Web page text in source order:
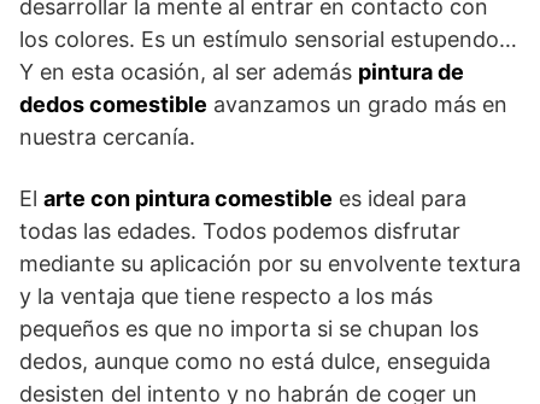
desarrollar la mente al entrar en contacto con
los colores. Es un estímulo sensorial estupendo…
Y en esta ocasión, al ser además pintura de
dedos comestible avanzamos un grado más en
nuestra cercanía.
El arte con pintura comestible es ideal para
todas las edades. Todos podemos disfrutar
mediante su aplicación por su envolvente textura
y la ventaja que tiene respecto a los más
pequeños es que no importa si se chupan los
dedos, aunque como no está dulce, enseguida
desisten del intento y no habrán de coger un